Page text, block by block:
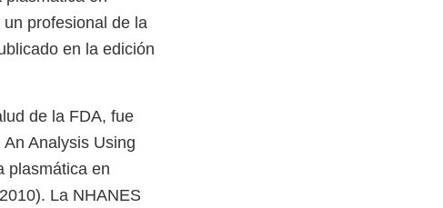
profesional de la
en la edición
de la FDA, fue
Analysis Using
plasmática en
La NHANES